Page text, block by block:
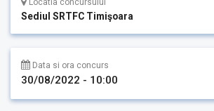
Locatia concursului
Sediul SRTFC Timişoara
Data si ora concurs
30/08/2022 - 10:00